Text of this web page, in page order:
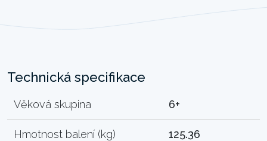
Technická specifikace
Věková skupina 6+
Hmotnost balení (kg) 125.36